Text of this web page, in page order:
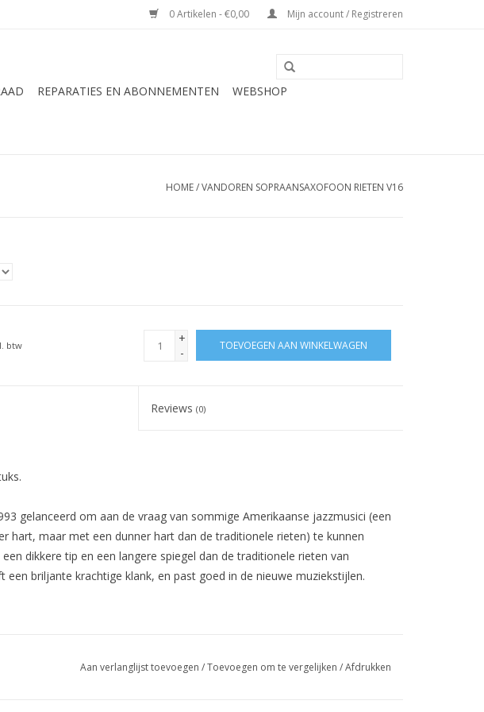
0 Artikelen - €0,00 Mijn account / Registreren
REPARATIES EN ABONNEMENTEN
WEBSHOP
HOME/VANDOREN SOPRAANSAXOFOON RIETEN V16
btw
+
-
TOEVOEGEN AAN WINKELWAGEN
Reviews(0)
gelanceerd om aan de vraag van sommige Amerikaanse jazzmusici (een
hart, maar met een dunner hart dan de traditionele rieten) te kunnen
dikkere tip en een langere spiegel dan de traditionele rieten van
een briljante krachtige klank, en past goed in de nieuwe muziekstijlen.
Aan verlanglijst toevoegen /Toevoegen om te vergelijken /Afdrukken